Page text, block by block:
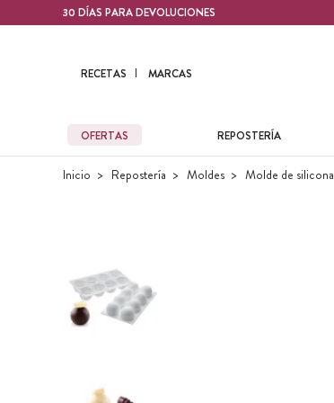
Contenido principal30 DÍAS PARA DEVOLUCIONES
RECETAS MARCAS
OFERTAS REPOSTERÍA
Inicio Repostería Moldes Molde de silicona